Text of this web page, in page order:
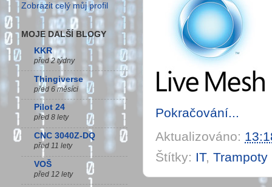
Pokračování...
Aktualizováno:
Štítky: IT, Trampoty
Zobrazit celý můj profil
MOJE DALŠÍ BLOGY
KKR
před 2 týdny
Thingiverse
před 6 měsíci
Pilot 24
před 8 lety
CNC 3040Z-DQ
před 11 lety
VOŠ
před 12 lety